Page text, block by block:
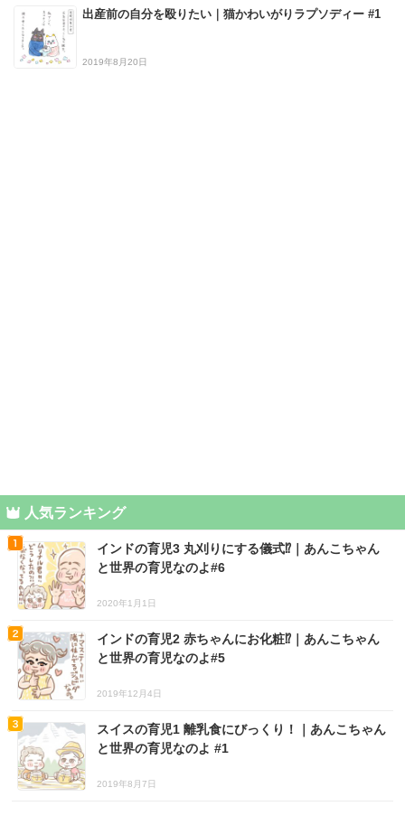
出産前の自分を殴りたい｜猫かわいがりラプソディー #1
2019年8月20日
人気ランキング
インドの育児3 丸刈りにする儀式⁉｜あんこちゃん
と世界の育児なのよ#6
2020年1月1日
インドの育児2 赤ちゃんにお化粧⁉｜あんこちゃん
と世界の育児なのよ#5
2019年12月4日
スイスの育児1 離乳食にびっくり！｜あんこちゃん
と世界の育児なのよ #1
2019年8月7日